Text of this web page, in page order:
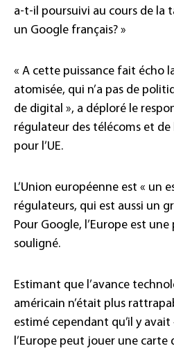
a-t-il poursuivi au cours de la
un Google français? »
« A cette puissance fait écho
atomisée, qui n’a pas de
de digital », a déploré le
régulateur des télécoms et
pour l’UE.
L’Union européenne est « un
régulateurs, qui est aussi un
Pour Google, l’Europe est une
souligné.
Estimant que l’avance
américain n’était plus
estimé cependant qu’il y
l’Europe peut jouer une carte